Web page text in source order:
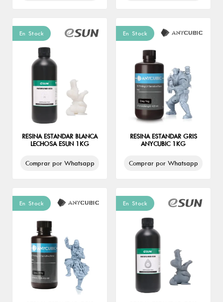
En Stock
RESINA ESTANDAR BLANCA
LECHOSA ESUN 1KG
Comprar por Whatsapp
En Stock
RESINA ESTANDAR GRIS
ANYCUBIC 1KG
Comprar por Whatsapp
En Stock En Stock